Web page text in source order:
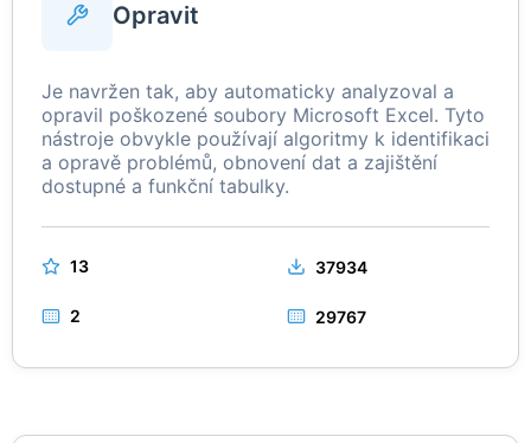
Opravit
Je navržen tak, aby automaticky analyzoval a
opravil poškozené soubory Microsoft Excel. Tyto
nástroje obvykle používají algoritmy k identifikaci
a opravě problémů, obnovení dat a zajištění
dostupné a funkční tabulky.
13
2
37934
29767